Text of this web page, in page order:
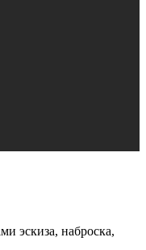
эскиза, наброска,